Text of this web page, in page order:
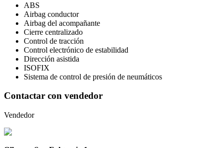
ABS
Airbag conductor
Airbag del acompañante
Cierre centralizado
Control de tracción
Control electrónico de estabilidad
Dirección asistida
ISOFIX
Sistema de control de presión de neumáticos
Contactar con vendedor
Vendedor